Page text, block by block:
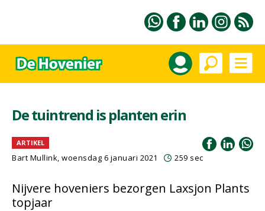
De tuintrend is planten erin
ARTIKEL
Bart Mullink, woensdag 6 januari 2021 259 sec
Nijvere hoveniers bezorgen Laxsjon Plants
topjaar